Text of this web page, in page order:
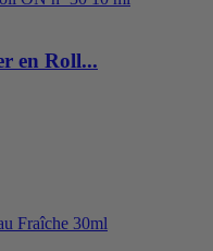
en Roll...